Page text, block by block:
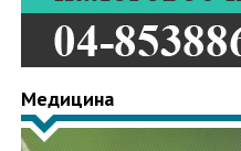
Медицина